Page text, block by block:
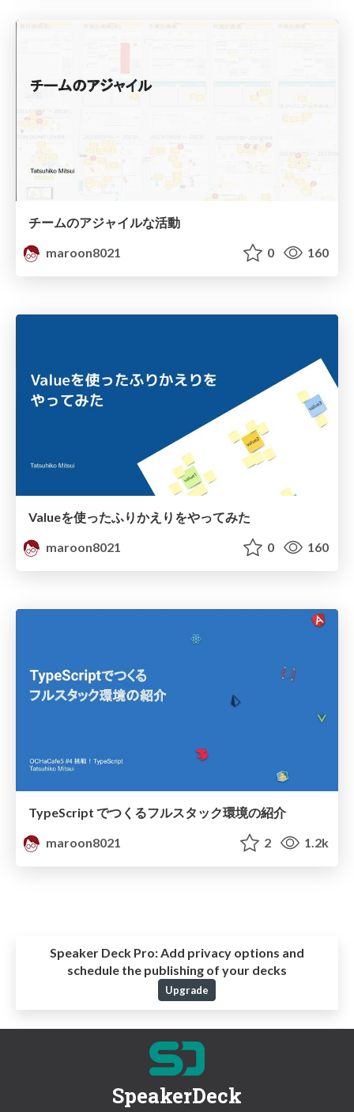
チームのアジャイルな活動
maroon8021
0 160
Valueを使ったふりかえりをやってみた
maroon8021
0 160
TypeScript でつくるフルスタック環境の紹介
maroon8021
2 1.2k
Speaker Deck Pro:Add privacy options and
schedule the publishing of your decks
Upgrade
SpeakerDeck